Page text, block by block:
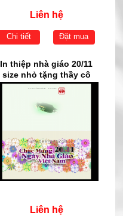
Liên hệ
Chi tiết Đặt mua
In thiệp nhà giáo 20/11
size nhỏ tặng thầy cô
Liên hệ